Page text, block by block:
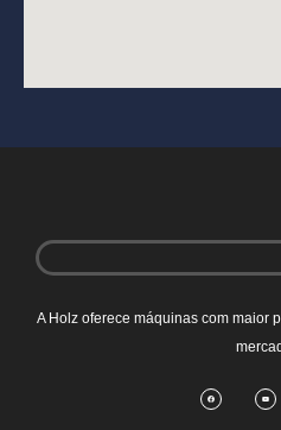
A Holz oferece máquinas com maior